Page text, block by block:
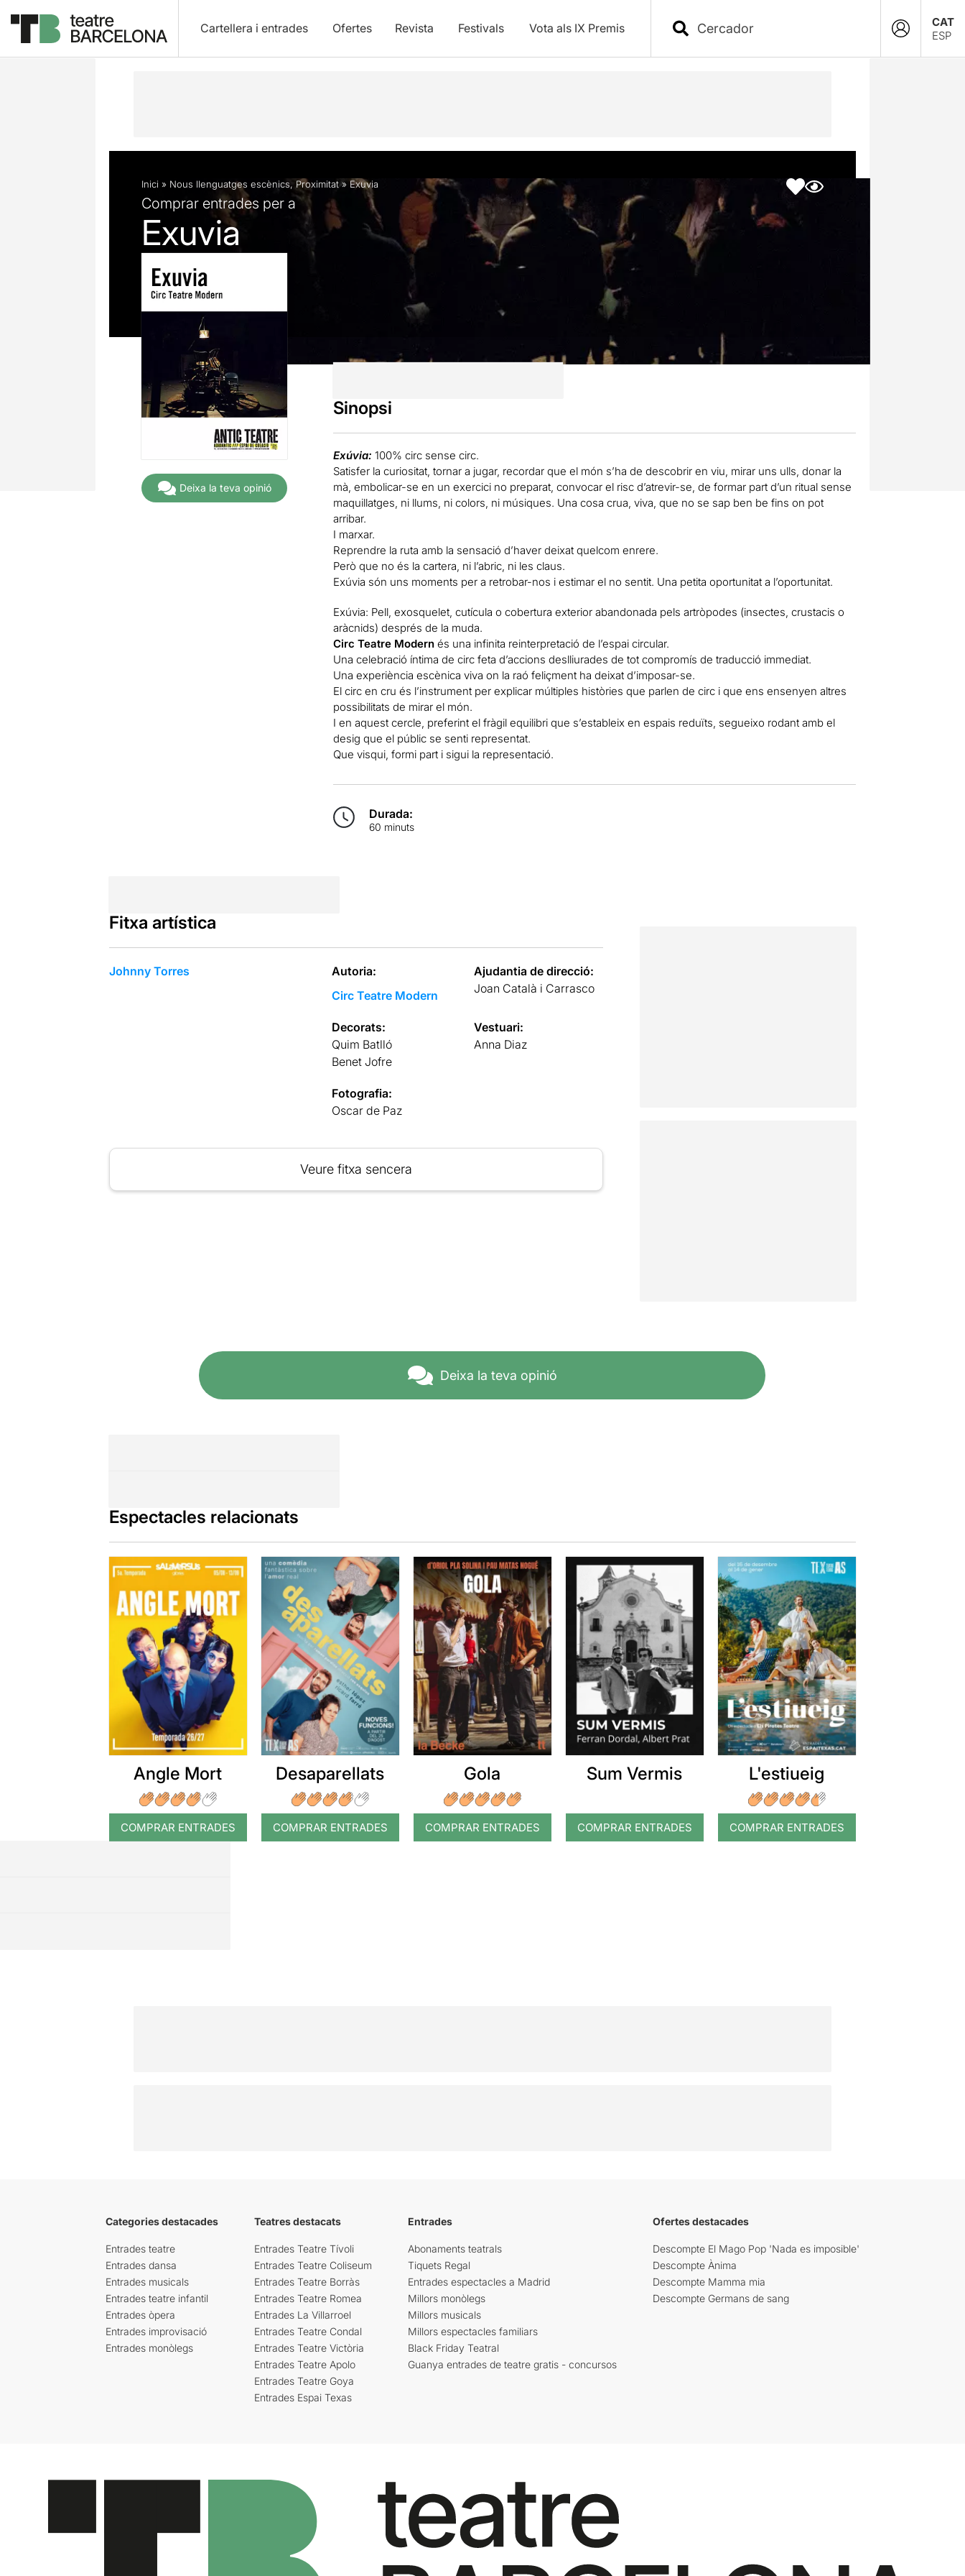
Cartellera i entrades Ofertes Revista Festivals Vota als IX Premis
CAT
ESP
Descripció Fitxa artística
Inici » Nous llenguatges escènics, Proximitat» Exuvia
Comprar entrades per a
Exuvia
Deixa la teva opinió
Sinopsi
Exúvia: 100% circ sense circ.
Satisfer la curiositat, tornar a jugar, recordar que el món s’ha de descobrir en viu, mirar uns ulls, donar la
mà, embolicar-se en un exercici no preparat, convocar el risc d’atrevir-se, de formar part d’un ritual sense
maquillatges, ni llums, ni colors, ni músiques. Una cosa crua, viva, que no se sap ben be fins on pot
arribar.
I marxar.
Reprendre la ruta amb la sensació d’haver deixat quelcom enrere.
Però que no és la cartera, ni l’abric, ni les claus.
Exúvia són uns moments per a retrobar-nos i estimar el no sentit. Una petita oportunitat a l’oportunitat.
Exúvia: Pell, exosquelet, cutícula o cobertura exterior abandonada pels artròpodes (insectes, crustacis o
aràcnids) després de la muda.
Circ Teatre Modernés una infinita reinterpretació de l’espai circular.
Una celebració íntima de circ feta d’accions deslliurades de tot compromís de traducció immediat.
Una experiència escènica viva on la raó feliçment ha deixat d’imposar-se.
El circ en cru és l’instrument per explicar múltiples històries que parlen de circ i que ens ensenyen altres
possibilitats de mirar el món.
I en aquest cercle, preferint el fràgil equilibri que s’estableix en espais reduïts, segueixo rodant amb el
desig que el públic se senti representat.
Que visqui, formi part i sigui la representació.
Durada:
60 minuts
Fitxa artística
Johnny Torres
Autoria:
Circ Teatre Modern
Ajudantia de direcció:
Joan Català i Carrasco
Decorats:
Quim Batlló
Benet Jofre
Vestuari:
Anna Diaz
Fotografia:
Oscar de Paz
Veure fitxa sencera
Deixa la teva opinió
Espectacles relacionats
Angle Mort
COMPRAR ENTRADES
Desaparellats
COMPRAR ENTRADES
Gola
COMPRAR ENTRADES
Sum Vermis
COMPRAR ENTRADES
L'estiueig
COMPRAR ENTRADES
Categories destacades
Entrades teatre
Entrades dansa
Entrades musicals
Entrades teatre infantil
Entrades òpera
Entrades improvisació
Entrades monòlegs
Teatres destacats
Entrades Teatre Tívoli
Entrades Teatre Coliseum
Entrades Teatre Borràs
Entrades Teatre Romea
Entrades La Villarroel
Entrades Teatre Condal
Entrades Teatre Victòria
Entrades Teatre Apolo
Entrades Teatre Goya
Entrades Espai Texas
Entrades
Abonaments teatrals
Tiquets Regal
Entrades espectacles a Madrid
Millors monòlegs
Millors musicals
Millors espectacles familiars
Black Friday Teatral
Guanya entrades de teatre gratis - concursos
Ofertes destacades
Descompte El Mago Pop 'Nada es imposible'
Descompte Ànima
Descompte Mamma mia
Descompte Germans de sang